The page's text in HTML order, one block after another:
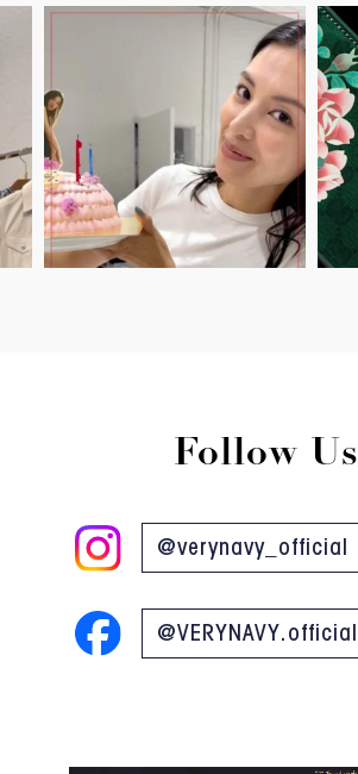
Follow Us
@verynavy_official
@VERYNAVY.official